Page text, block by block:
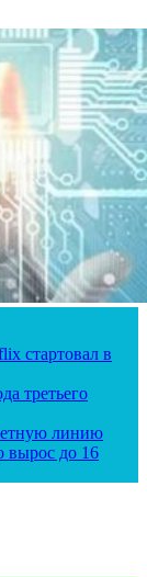
стартовал в
третьего
линию
вырос до 16